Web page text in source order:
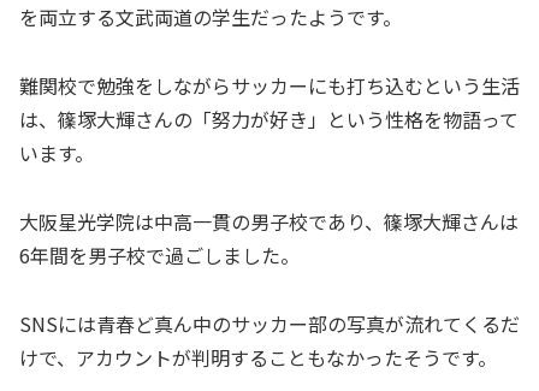
を両立する文武両道の学生だったようです。
難関校で勉強をしながらサッカーにも打ち込むという生活
は、篠塚大輝さんの「努力が好き」という性格を物語って
います。
大阪星光学院は中高一貫の男子校であり、篠塚大輝さんは
6年間を男子校で過ごしました。
SNSには青春ど真ん中のサッカー部の写真が流れてくるだ
けで、アカウントが判明することもなかったそうです。